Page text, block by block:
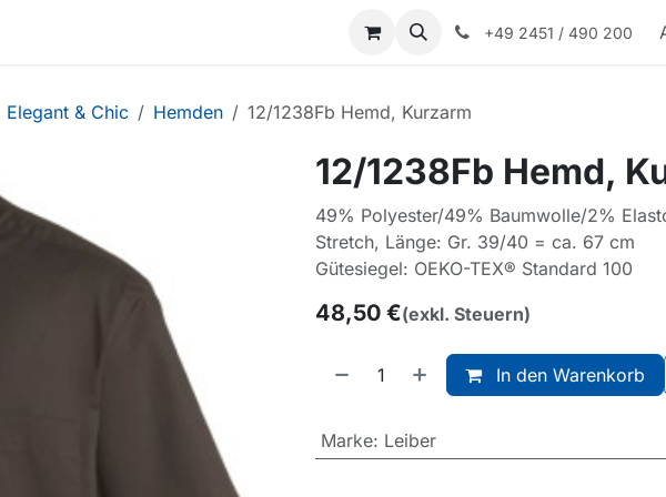
+49 2451 / 490 200
Elegant & Chic Hemden 12/1238Fb Hemd, Kurzarm
12/1238Fb Hemd,
49% Polyester/49% Baumwolle/2%
Stretch, Länge: Gr. 39/40 = ca. 67 cm
Gütesiegel: OEKO-TEX® Standard 100
48,50 €(exkl. Steuern)
In den Warenkorb
Marke: Leiber